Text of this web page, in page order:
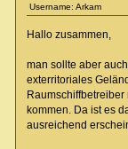
Username: Arkam
Hallo zusammen,
man sollte aber
exterritoriales
kommen. Da ist es
ausreichend